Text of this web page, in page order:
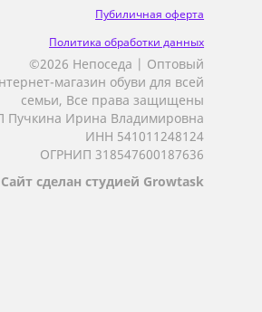
Пубиличная оферта
Политика обработки данных
©2026 Непоседа | Оптовый
магазин обуви для всей
семьи, Все права защищены
Пучкина Ирина Владимировна
ИНН 541011248124
ОГРНИП 318547600187636
Сайт сделан студией Growtask